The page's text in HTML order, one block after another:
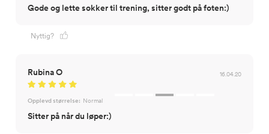
Gode og lette sokker til trening, sitter godt på foten:)
Nyttig?
Rubina O 16.04.20
Opplevd størrelse: Normal
Sitter på når du løper:)